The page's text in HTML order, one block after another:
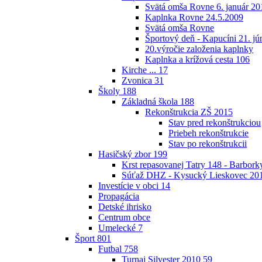
Svätá omša Rovne 6. január
Kaplnka Rovne 24.5.2009
Svätá omša Rovne
Športový deň - Kapucíni 21.
20.výročie založenia kaplnky
Kaplnka a krížová cesta 106
Kirche ... 17
Zvonica 31
Školy 188
Základná škola 188
Rekonštrukcia ZŠ 2015
Stav pred rekonštrukciou
Priebeh rekonštrukcie
Stav po rekonštrukcii
Hasičský zbor 199
Krst repasovanej Tatry 148 -
Súťaž DHZ - Kysucký Lieskovec
Investície v obci 14
Propagácia
Detské ihrisko
Centrum obce
Umelecké 7
Šport 801
Futbal 758
Turnaj Silvester 2010 59